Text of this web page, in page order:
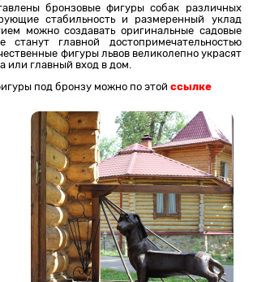
бронзовые фигуры собак различных
стабильность и размеренный уклад
можно создавать оригинальные садовые
станут главной достопримечательностью
фигуры львов великолепно украсят
или главный вход в дом.
под бронзу можно по этой ссылке